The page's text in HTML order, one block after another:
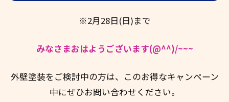
※2月28日(日)まで
みなさまおはようございます(@^^)/~~~
外壁塗装をご検討中の方は、このお得なキャンペーン
中にぜひお問い合わせください。